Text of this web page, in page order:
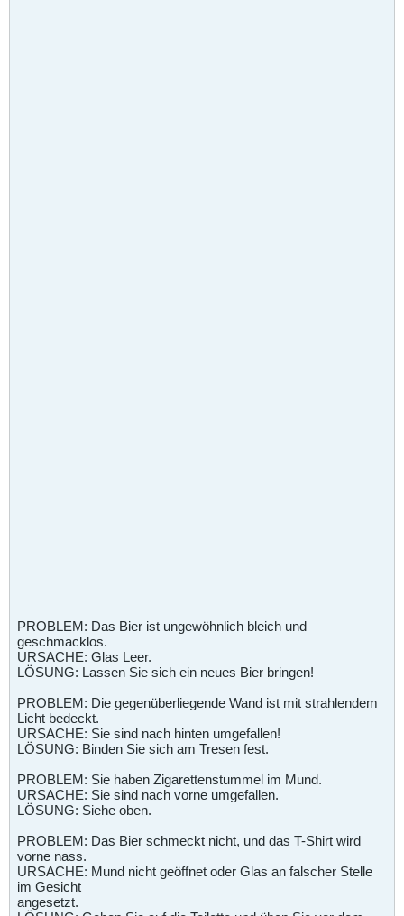
PROBLEM: Das Bier ist ungewöhnlich bleich und
geschmacklos.
URSACHE: Glas Leer.
LÖSUNG: Lassen Sie sich ein neues Bier bringen!
PROBLEM: Die gegenüberliegende Wand ist mit strahlendem
Licht bedeckt.
URSACHE: Sie sind nach hinten umgefallen!
LÖSUNG: Binden Sie sich am Tresen fest.
PROBLEM: Sie haben Zigarettenstummel im Mund.
URSACHE: Sie sind nach vorne umgefallen.
LÖSUNG: Siehe oben.
PROBLEM: Das Bier schmeckt nicht, und das T-Shirt wird
vorne nass.
URSACHE: Mund nicht geöffnet oder Glas an falscher Stelle
im Gesicht
angesetzt.